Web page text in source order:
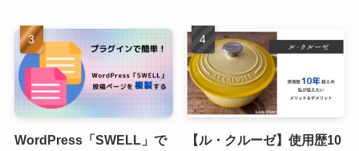
WordPress「SWELL」で
【ル・クルーゼ】使用歴10